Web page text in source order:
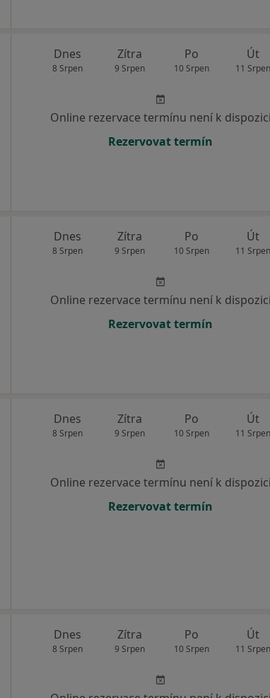
Dnes
8 Srpen
Zítra
9 Srpen
Po
10 Srpen
Út
11 Srpen
Online rezervace termínu není k dispozici
Rezervovat termín
Dnes
8 Srpen
Zítra
9 Srpen
Po
10 Srpen
Út
11 Srpen
Online rezervace termínu není k dispozici
Rezervovat termín
Dnes
8 Srpen
Zítra
9 Srpen
Po
10 Srpen
Út
11 Srpen
Online rezervace termínu není k dispozici
Rezervovat termín
Dnes
8 Srpen
Zítra
9 Srpen
Po
10 Srpen
Út
11 Srpen